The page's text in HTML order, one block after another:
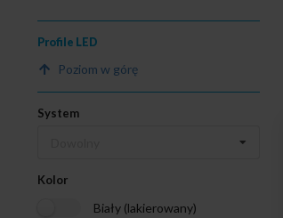
Profile LED
Poziom w górę
System
Kolor
Biały (lakierowany)